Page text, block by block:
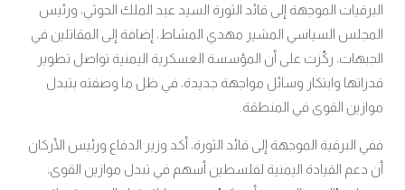
البرقيات الموجهة إلى قائد الثورة السيد عبد الملك الحوثي، ورئيس
المجلس السياسي المشير مهدي المشاط، إضافة إلى المقاتلين في
الجبهات، ركّزت على أن المؤسسة العسكرية اليمنية تواصل تطوير
قدراتها وابتكار وسائل مواجهة جديدة، في ظل ما وصفته بتبدل
موازين القوى في المنطقة.
ففي البرقية الموجهة إلى قائد الثورة، أكد وزير الدفاع ورئيس الأركان
أن دعم القيادة اليمنية لفلسطين أسهم في تبدل موازين القوى،